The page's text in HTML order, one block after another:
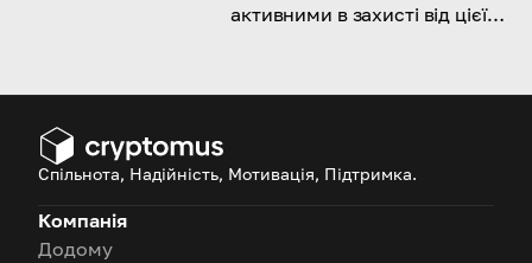
активними в захисті від цієї
Спільнота, Надійність, Мотивація, Підтримка.
Компанія
Додому